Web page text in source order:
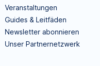
Veranstaltungen
Guides & Leitfäden
Newsletter abonnieren
Unser Partnernetzwerk